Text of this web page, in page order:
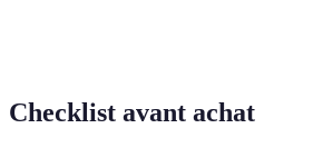
Checklist avant achat